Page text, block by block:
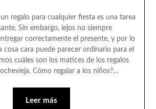
regalo para cualquier fiesta es una tarea
Sin embargo, lejos no siempre
correctamente el presente, y por lo
cara puede parecer ordinario para el
cuáles son los matices de los regalos
Cómo regalar a los niños?…
Leer más